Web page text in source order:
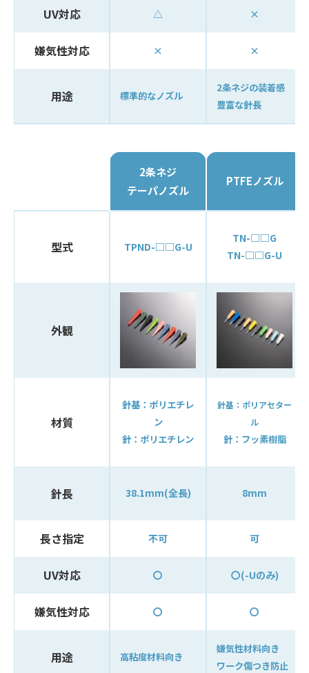
UV対応 △ ×
嫌気性対応 × ×
用途 標準的なノズル
2条ネジの装着感
豊富な針長
2条ネジ
テーパノズル
PTFEノズル
型式 TPND-□□G-U
TN-□□G
TN-□□G-U
外観
材質
針基：ポリエチレ
ン
針：ポリエチレン
針基：ポリアセター
ル
針：フッ素樹脂
針長 38.1mm(全長) 8mm
長さ指定 不可 可
UV対応 〇 〇(-Uのみ)
嫌気性対応 〇 〇
用途 高粘度材料向き
嫌気性材料向き
ワーク傷つき防止